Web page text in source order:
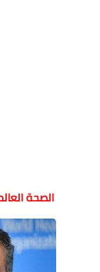
الصحة